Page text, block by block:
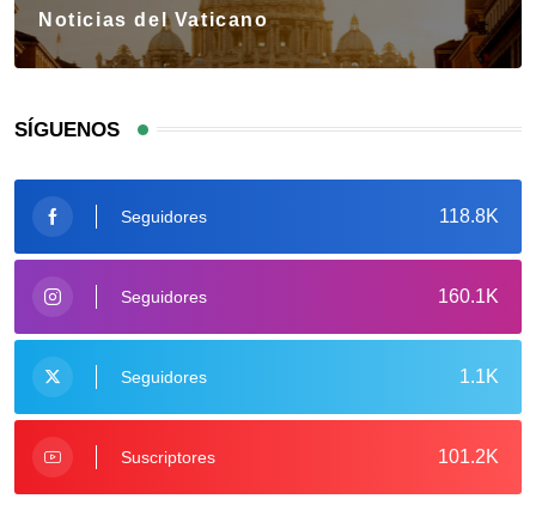
Noticias del Vaticano
SÍGUENOS
118.8K
Seguidores
160.1K
Seguidores
1.1K
Seguidores
101.2K
Suscriptores